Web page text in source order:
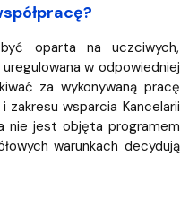
oparta na uczciwych,
w odpowiedniej
za wykonywaną pracę
wsparcia Kancelarii
nie jest objęta programem
warunkach decydują